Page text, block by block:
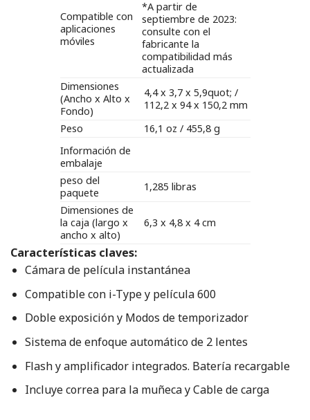
Compatible con
aplicaciones
móviles
*A partir de
septiembre de 2023:
consulte con el
fabricante la
compatibilidad más
actualizada
Dimensiones
(Ancho x Alto x
Fondo)
4,4 x 3,7 x 5,9quot; /
112,2 x 94 x 150,2 mm
Peso
16,1 oz / 455,8 g
Información de
embalaje
peso del
paquete
1,285 libras
Dimensiones de
la caja (largo x
ancho x alto)
6,3 x 4,8 x 4 cm
Características claves:
Cámara de película instantánea
Compatible con i-Type y película 600
Doble exposición y Modos de temporizador
Sistema de enfoque automático de 2 lentes
Flash y amplificador integrados. Batería recargable
Incluye correa para la muñeca y Cable de carga